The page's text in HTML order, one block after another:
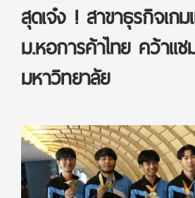
สุดเจ๋ง ! สาขาธุรกิจเก
ม.หอการค้าไทย คว้าแ
มหาวิทยาลัย